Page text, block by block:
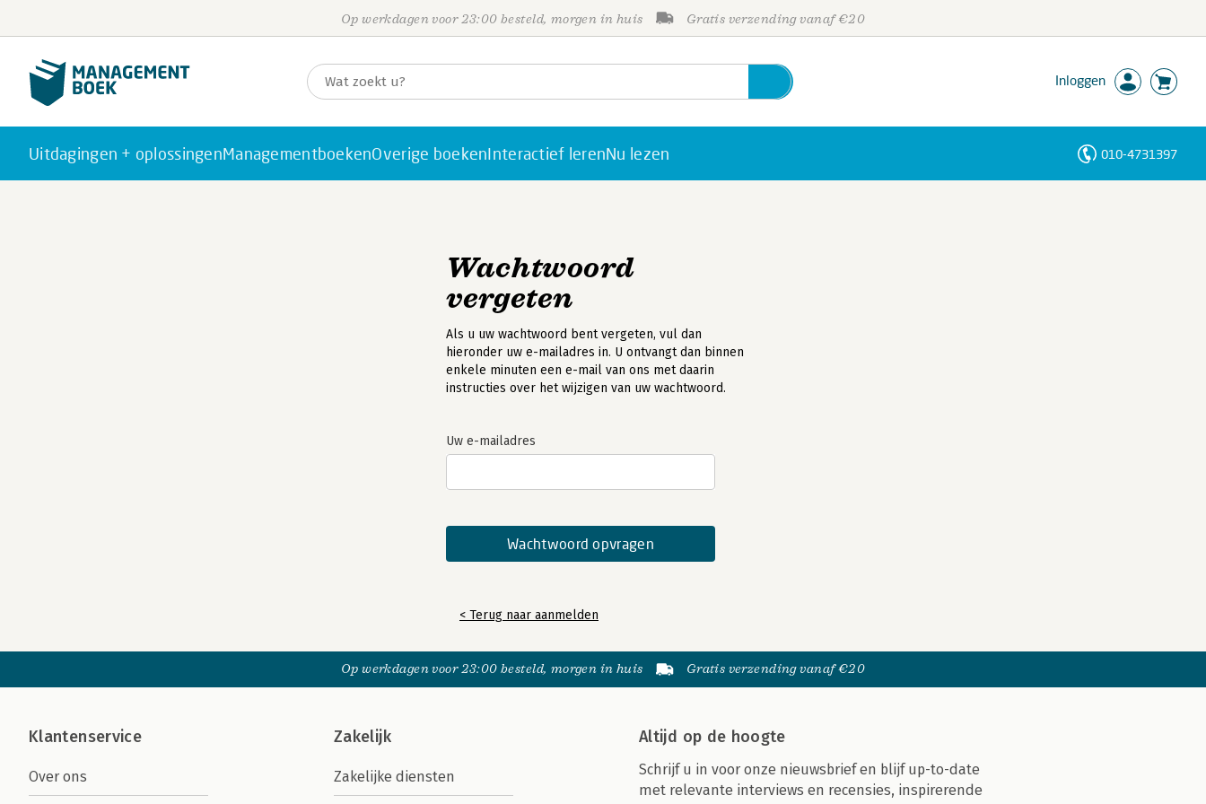
Op werkdagen voor 23:00 besteld, morgen in huis Gratis verzending vanaf €20
Inloggen
Uitdagingen + oplossingenManagementboekenOverige boekenInteractief lerenNu lezen 010-4731397
Wachtwoord
vergeten
Als u uw wachtwoord bent vergeten, vul dan
hieronder uw e-mailadres in. U ontvangt dan binnen
enkele minuten een e-mail van ons met daarin
instructies over het wijzigen van uw wachtwoord.
Uw e-mailadres
< Terug naar aanmelden
Op werkdagen voor 23:00 besteld, morgen in huis Gratis verzending vanaf €20
Klantenservice
Over ons
Zakelijk
Zakelijke diensten
Altijd op de hoogte
Schrijf u in voor onze nieuwsbrief en blijf up-to-date
met relevante interviews en recensies, inspirerende
Personen